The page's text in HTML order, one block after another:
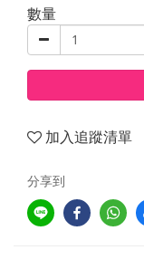
數量
加入追蹤清單
分享到